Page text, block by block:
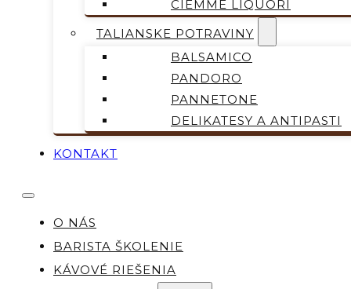
CIEMME LIQUORI
TALIANSKE POTRAVINY
BALSAMICO
PANDORO
PANNETONE
DELIKATESY A ANTIPASTI
KONTAKT
O NÁS
BARISTA ŠKOLENIE
KÁVOVÉ RIEŠENIA